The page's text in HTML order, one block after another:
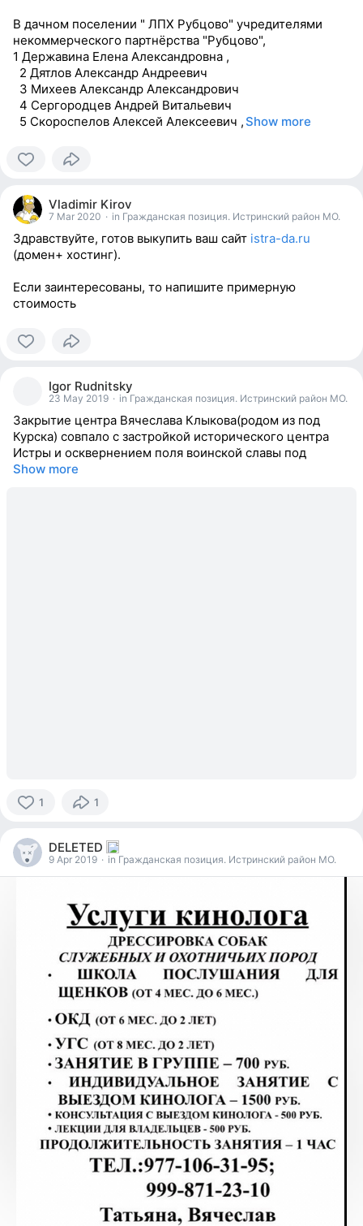
В дачном поселении " ЛПХ Рубцово" учредителями
некоммерческого партнёрства "Рубцово",
1 Державина Елена Александровна ,
2 Дятлов Александр Андреевич
3 Михеев Александр Александрович
4 Сергородцев Андрей Витальевич
5 Скороспелов Алексей Алексеевич ,Show more
people
reacted Vladimir Kirov
7 Mar 2020 · in Гражданская позиция. Истринский район МО.
Здравствуйте, готов выкупить ваш сайт istra-da.ru
(домен+ хостинг).
Если заинтересованы, то напишите примерную
стоимость
Igor Rudnitsky
23 May 2019 · in Гражданская позиция. Истринский район МО.
Закрытие центра Вячеслава Клыкова(родом из под
Курска) совпало с застройкой исторического центра
Истры и осквернением поля воинской славы под
Show more
1
person
reacted
1
DELETED
9 Apr 2019 · in Гражданская позиция. Истринский район МО.